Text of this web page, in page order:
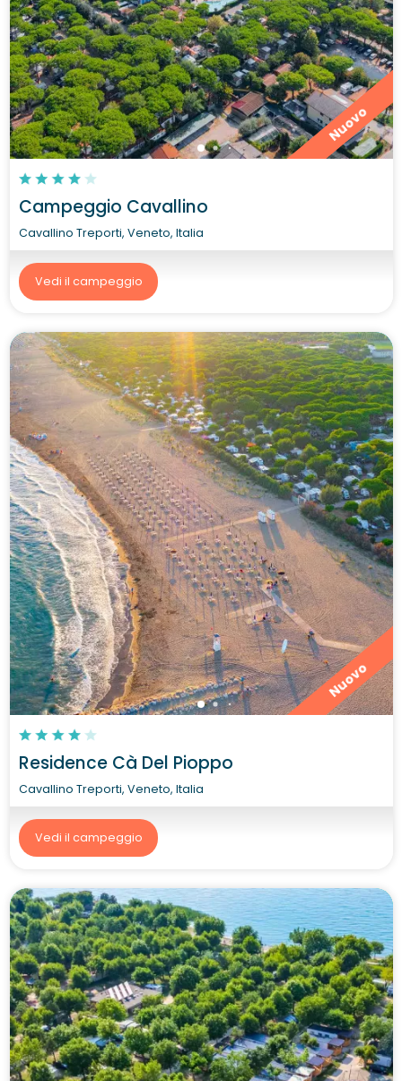
Nuovo
Campeggio Cavallino
Cavallino Treporti, Veneto, Italia
Vedi il campeggio
Nuovo
Residence Cà Del Pioppo
Cavallino Treporti, Veneto, Italia
Vedi il campeggio